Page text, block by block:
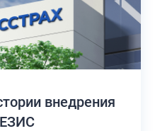
внедрения